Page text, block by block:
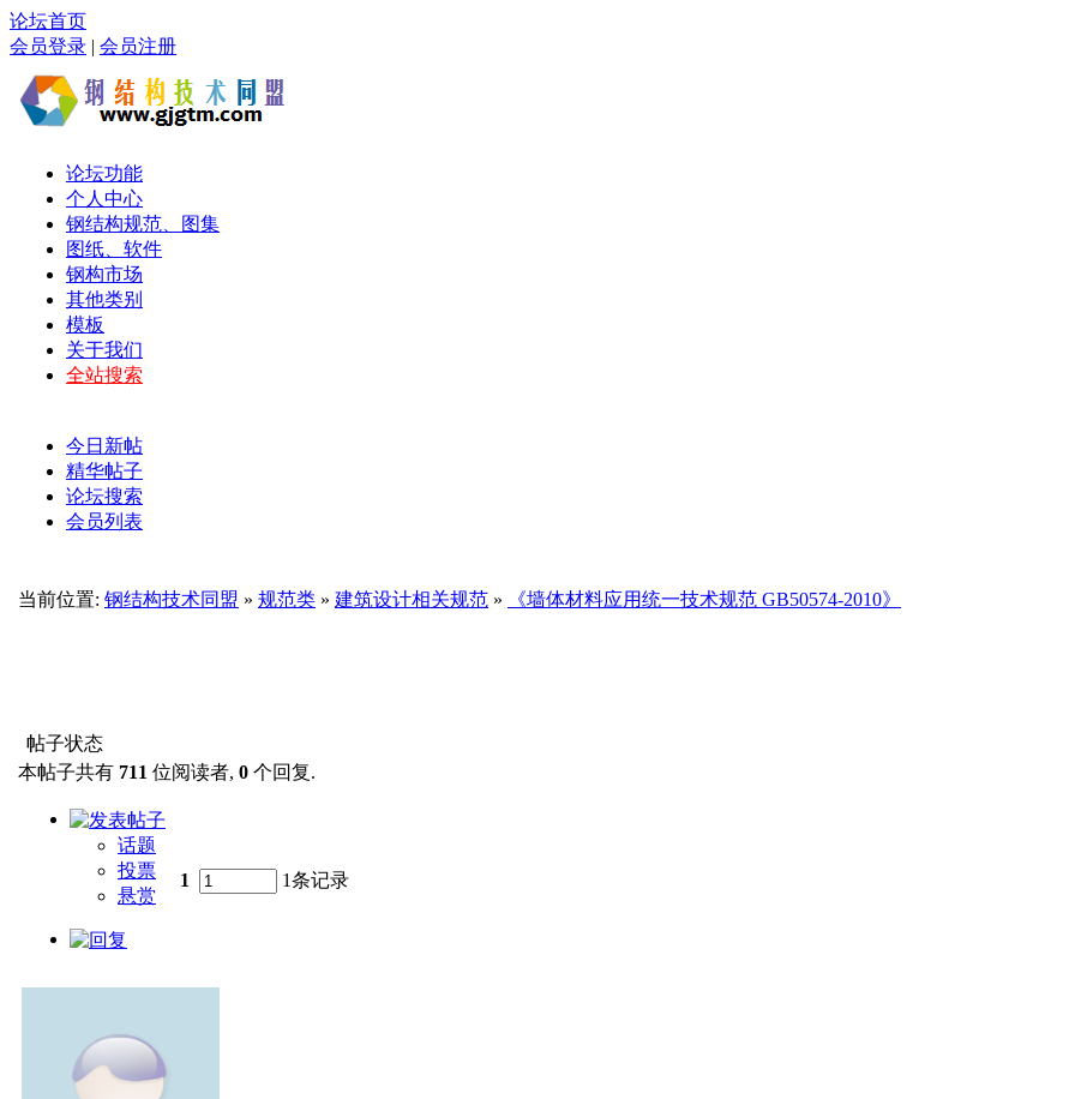
论坛首页
会员登录 | 会员注册
论坛功能
个人中心
钢结构规范、图集
图纸、软件
钢构市场
其他类别
模板
关于我们
全站搜索
今日新帖
精华帖子
论坛搜索
会员列表
当前位置: 钢结构技术同盟 » 规范类 » 建筑设计相关规范 » 《墙体材料应用统一技术规范 GB50574-2010》
帖子状态
本帖子共有 711 位阅读者, 0 个回复.
话题
投票
悬赏
1 1条记录